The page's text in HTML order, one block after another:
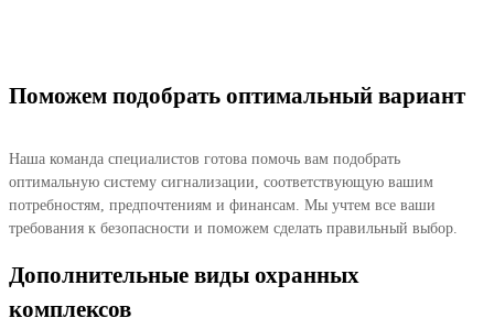
Поможем подобрать оптимальный вариант
Наша команда специалистов готова помочь вам подобрать
оптимальную систему сигнализации, соответствующую вашим
потребностям, предпочтениям и финансам. Мы учтем все ваши
требования к безопасности и поможем сделать правильный выбор.
Дополнительные виды охранных
комплексов